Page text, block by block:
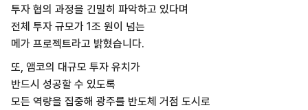
투자 협의 과정을 긴밀히 파악하고 있다며
전체 투자 규모가 1조 원이 넘는
메가 프로젝트라고 밝혔습니다.
또, 앰코의 대규모 투자 유치가
반드시 성공할 수 있도록
모든 역량을 집중해 광주를 반도체 거점 도시로